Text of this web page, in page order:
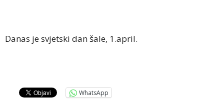
Danas je svjetski dan šale, 1.april.
WhatsApp